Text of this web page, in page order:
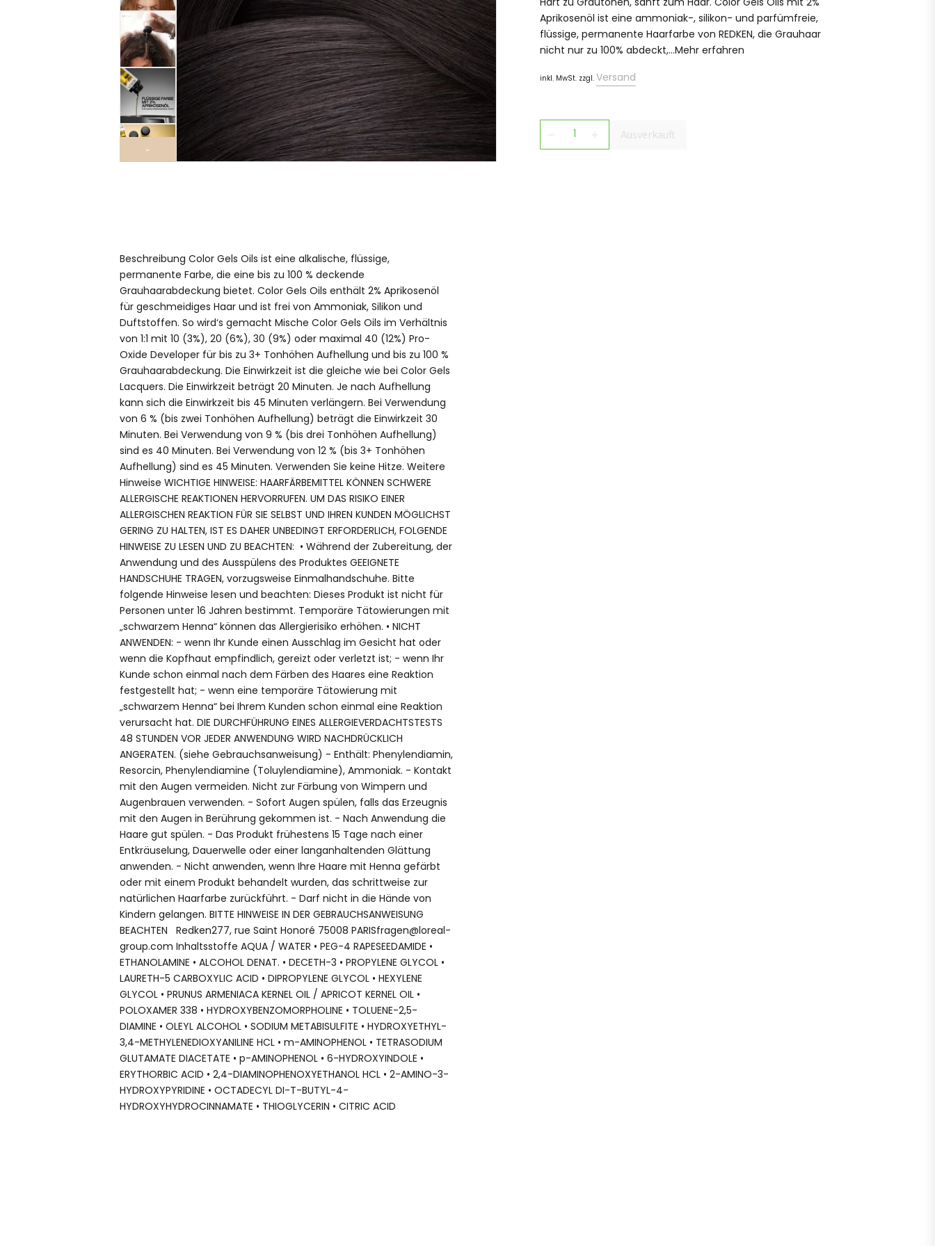
›
Beschreibung Color Gels Oils ist eine alkalische, flüssige,
permanente Farbe, die eine bis zu 100 % deckende
Grauhaarabdeckung bietet. Color Gels Oils enthält 2% Aprikosenöl
für geschmeidiges Haar und ist frei von Ammoniak, Silikon und
Duftstoffen. So wird‘s gemacht Mische Color Gels Oils im Verhältnis
von 1:1 mit 10 (3%), 20 (6%), 30 (9%) oder maximal 40 (12%) Pro-
Oxide Developer für bis zu 3+ Tonhöhen Aufhellung und bis zu 100 %
Grauhaarabdeckung. Die Einwirkzeit ist die gleiche wie bei Color Gels
Lacquers. Die Einwirkzeit beträgt 20 Minuten. Je nach Aufhellung
kann sich die Einwirkzeit bis 45 Minuten verlängern. Bei Verwendung
von 6 % (bis zwei Tonhöhen Aufhellung) beträgt die Einwirkzeit 30
Minuten. Bei Verwendung von 9 % (bis drei Tonhöhen Aufhellung)
sind es 40 Minuten. Bei Verwendung von 12 % (bis 3+ Tonhöhen
Aufhellung) sind es 45 Minuten. Verwenden Sie keine Hitze. Weitere
Hinweise WICHTIGE HINWEISE: HAARFÄRBEMITTEL KÖNNEN SCHWERE
ALLERGISCHE REAKTIONEN HERVORRUFEN. UM DAS RISIKO EINER
ALLERGISCHEN REAKTION FÜR SIE SELBST UND IHREN KUNDEN MÖGLICHST
GERING ZU HALTEN, IST ES DAHER UNBEDINGT ERFORDERLICH, FOLGENDE
HINWEISE ZU LESEN UND ZU BEACHTEN: • Während der Zubereitung, der
Anwendung und des Ausspülens des Produktes GEEIGNETE
HANDSCHUHE TRAGEN, vorzugsweise Einmalhandschuhe. Bitte
folgende Hinweise lesen und beachten: Dieses Produkt ist nicht für
Personen unter 16 Jahren bestimmt. Temporäre Tätowierungen mit
„schwarzem Henna“ können das Allergierisiko erhöhen. • NICHT
ANWENDEN: - wenn Ihr Kunde einen Ausschlag im Gesicht hat oder
wenn die Kopfhaut empfindlich, gereizt oder verletzt ist; - wenn Ihr
Kunde schon einmal nach dem Färben des Haares eine Reaktion
festgestellt hat; - wenn eine temporäre Tätowierung mit
„schwarzem Henna“ bei Ihrem Kunden schon einmal eine Reaktion
verursacht hat. DIE DURCHFÜHRUNG EINES ALLERGIEVERDACHTSTESTS
48 STUNDEN VOR JEDER ANWENDUNG WIRD NACHDRÜCKLICH
ANGERATEN. (siehe Gebrauchsanweisung) - Enthält: Phenylendiamin,
Resorcin, Phenylendiamine (Toluylendiamine), Ammoniak. - Kontakt
mit den Augen vermeiden. Nicht zur Färbung von Wimpern und
Augenbrauen verwenden. - Sofort Augen spülen, falls das Erzeugnis
mit den Augen in Berührung gekommen ist. - Nach Anwendung die
Haare gut spülen. - Das Produkt frühestens 15 Tage nach einer
Entkräuselung, Dauerwelle oder einer langanhaltenden Glättung
anwenden. - Nicht anwenden, wenn Ihre Haare mit Henna gefärbt
oder mit einem Produkt behandelt wurden, das schrittweise zur
natürlichen Haarfarbe zurückführt. - Darf nicht in die Hände von
Kindern gelangen. BITTE HINWEISE IN DER GEBRAUCHSANWEISUNG
BEACHTEN Redken277, rue Saint Honoré 75008 PARISfragen@loreal-
group.com Inhaltsstoffe AQUA / WATER • PEG-4 RAPESEEDAMIDE •
ETHANOLAMINE • ALCOHOL DENAT. • DECETH-3 • PROPYLENE GLYCOL •
LAURETH-5 CARBOXYLIC ACID • DIPROPYLENE GLYCOL • HEXYLENE
GLYCOL • PRUNUS ARMENIACA KERNEL OIL / APRICOT KERNEL OIL •
POLOXAMER 338 • HYDROXYBENZOMORPHOLINE • TOLUENE-2,5-
DIAMINE • OLEYL ALCOHOL • SODIUM METABISULFITE • HYDROXYETHYL-
3,4-METHYLENEDIOXYANILINE HCL • m-AMINOPHENOL • TETRASODIUM
GLUTAMATE DIACETATE • p-AMINOPHENOL • 6-HYDROXYINDOLE •
ERYTHORBIC ACID • 2,4-DIAMINOPHENOXYETHANOL HCL • 2-AMINO-3-
HYDROXYPYRIDINE • OCTADECYL DI-T-BUTYL-4-
HYDROXYHYDROCINNAMATE • THIOGLYCERIN • CITRIC ACID
Aprikosenöl ist eine ammoniak-, silikon- und parfümfreie,
flüssige, permanente Haarfarbe von REDKEN, die Grauhaar
nicht nur zu 100% abdeckt,...Mehr erfahren
inkl. MwSt. zzgl. Versand
Ausverkauft